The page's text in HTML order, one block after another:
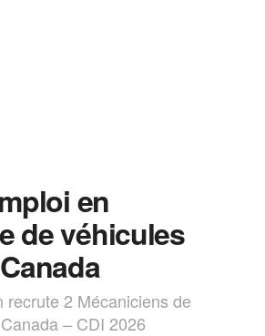
en
de véhicules
recrute 2 Mécaniciens de
– CDI 2026